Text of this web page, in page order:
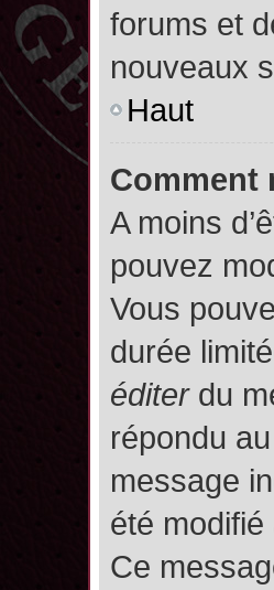
forums et
nouveaux
Haut
Comment
A moins
pouvez
Vous
durée
éditerdu
répondu
message
été modifié
Ce